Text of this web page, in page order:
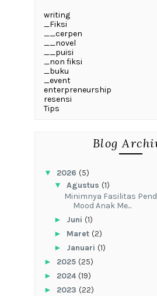
writing
_Fiksi
__cerpen
__novel
__puisi
_non fiksi
_buku
_event
enterpreneurship
resensi
Tips
Blog
▼ 2026 (5)
▼ Agustus (1)
‎Minimnya Fasilitas
Mood Anak Me...
► Juni (1)
► Maret (2)
► Januari (1)
► 2025 (25)
► 2024(19)
► 2023 (22)